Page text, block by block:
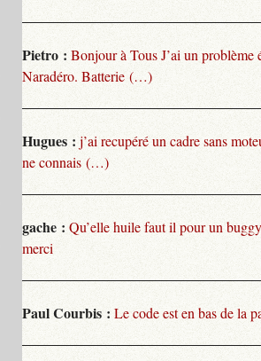
Pietro : Bonjour à Tous J’ai un problème
Naradéro. Batterie (…)
Hugues : j’ai recupéré un cadre sans
ne connais (…)
gache : Qu’elle huile faut il pour un
merci
Paul Courbis : Le code est en bas de la